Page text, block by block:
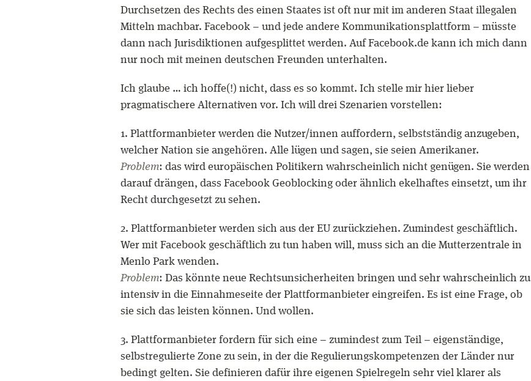
Durchsetzen des Rechts des einen Staates ist oft nur mit im anderen Staat illegalen
Mitteln machbar. Facebook – und jede andere Kommunikationsplattform – müsste
dann nach Jurisdiktionen aufgesplittet werden. Auf Facebook.de kann ich mich dann
nur noch mit meinen deutschen Freunden unterhalten.
Ich glaube … ich hoffe(!) nicht, dass es so kommt. Ich stelle mir hier lieber
pragmatischere Alternativen vor. Ich will drei Szenarien vorstellen:
1. Plattformanbieter werden die Nutzer/innen auffordern, selbstständig anzugeben,
welcher Nation sie angehören. Alle lügen und sagen, sie seien Amerikaner.
Problem: das wird europäischen Politikern wahrscheinlich nicht genügen. Sie werden
darauf drängen, dass Facebook Geoblocking oder ähnlich ekelhaftes einsetzt, um ihr
Recht durchgesetzt zu sehen.
2. Plattformanbieter werden sich aus der EU zurückziehen. Zumindest geschäftlich.
Wer mit Facebook geschäftlich zu tun haben will, muss sich an die Mutterzentrale in
Menlo Park wenden.
Problem: Das könnte neue Rechtsunsicherheiten bringen und sehr wahrscheinlich zu
intensiv in die Einnahmeseite der Plattformanbieter eingreifen. Es ist eine Frage, ob
sie sich das leisten können. Und wollen.
3. Plattformanbieter fordern für sich eine – zumindest zum Teil – eigenständige,
selbstregulierte Zone zu sein, in der die Regulierungskompetenzen der Länder nur
bedingt gelten. Sie definieren dafür ihre eigenen Spielregeln sehr viel klarer als